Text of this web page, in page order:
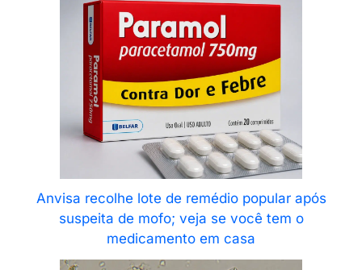
Anvisa recolhe lote de remédio popular após
suspeita de mofo; veja se você tem o
medicamento em casa